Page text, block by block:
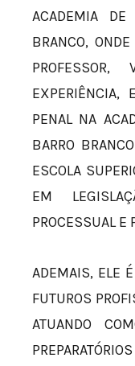
ACADEMIA DE
BRANCO,
EXPERIÊNCIA,
PENAL NA
BARRO
ESCOLA
EM
PROCESSUAL E
ADEMAIS, ELE
FUTUROS
ATUANDO